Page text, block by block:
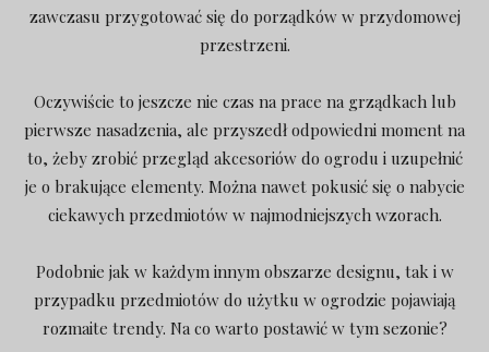
zawczasu przygotować się do porządków w przydomowej
przestrzeni.
Oczywiście to jeszcze nie czas na prace na grządkach lub
pierwsze nasadzenia, ale przyszedł odpowiedni moment na
to, żeby zrobić przegląd akcesoriów do ogrodu i uzupełnić
je o brakujące elementy. Można nawet pokusić się o nabycie
ciekawych przedmiotów w najmodniejszych wzorach.
Podobnie jak w każdym innym obszarze designu, tak i w
przypadku przedmiotów do użytku w ogrodzie pojawiają
rozmaite trendy. Na co warto postawić w tym sezonie?